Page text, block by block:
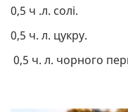
0,5 ч .л. солі.
0,5 ч. л. цукру.
0,5 ч. л. чорного